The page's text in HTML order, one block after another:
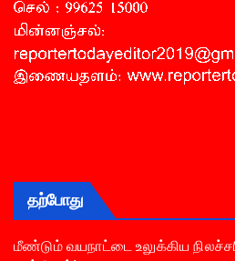
தற்போது
மீண்டும் வயநாட்டை உலுக்கிய